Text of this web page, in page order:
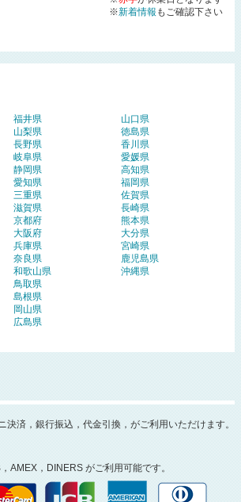
※新着情報 もご確認下さい
福井県
山梨県
長野県
岐阜県
静岡県
愛知県
三重県
滋賀県
京都府
大阪府
兵庫県
奈良県
和歌山県
鳥取県
島根県
岡山県
広島県
山口県
徳島県
香川県
愛媛県
高知県
福岡県
佐賀県
長崎県
熊本県
大分県
宮崎県
鹿児島県
沖縄県
決済，銀行振込，代金引換，がご利用いただけます。
AMEX，DINERS がご利用可能です。